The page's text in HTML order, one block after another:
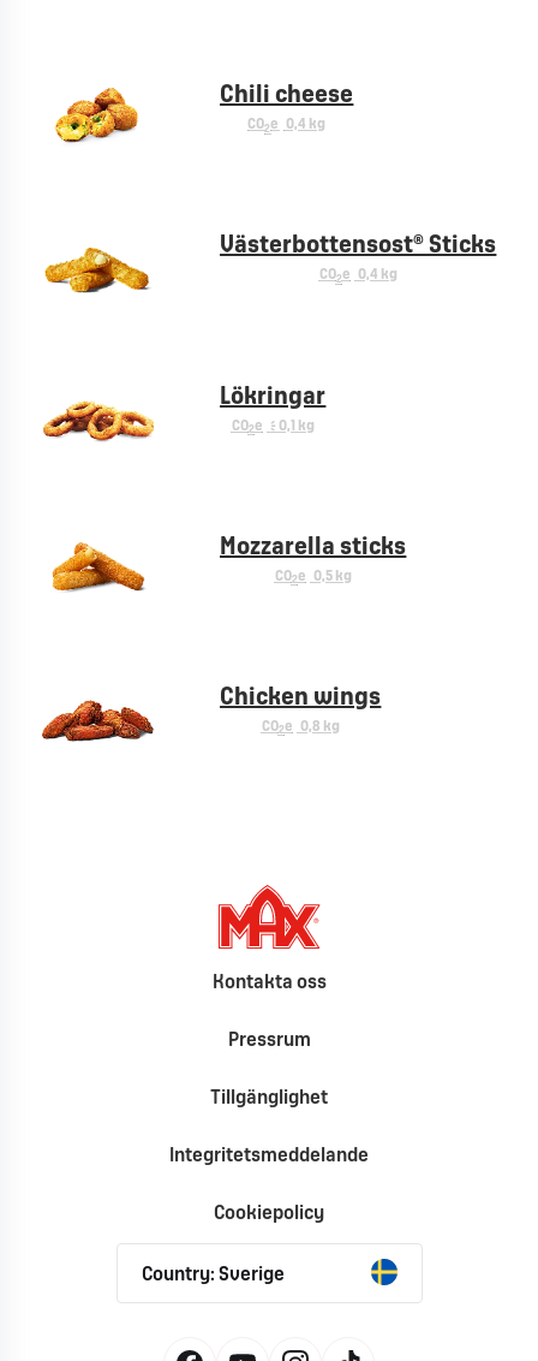
Chili cheese
CO2e 0,4 kg
Västerbottensost® Sticks
CO2e 0,4 kg
Lökringar
CO2e < 0,1 kg
Mozzarella sticks
CO2e 0,5 kg
Chicken wings
CO2e 0,8 kg
Kontakta oss
Pressrum
Tillgänglighet
Integritetsmeddelande
Cookiepolicy
Country: Sverige